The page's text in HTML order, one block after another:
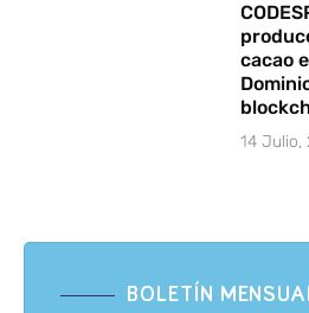
cacao
14 Julio,
BOLETÍN